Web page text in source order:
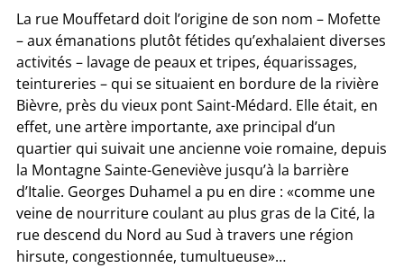
La rue Mouffetard doit l’origine de son nom – Mofette
– aux émanations plutôt fétides qu’exhalaient diverses
activités – lavage de peaux et tripes, équarissages,
teintureries – qui se situaient en bordure de la rivière
Bièvre, près du vieux pont Saint-Médard. Elle était, en
effet, une artère importante, axe principal d’un
quartier qui suivait une ancienne voie romaine, depuis
la Montagne Sainte-Geneviève jusqu’à la barrière
d’Italie. Georges Duhamel a pu en dire : «comme une
veine de nourriture coulant au plus gras de la Cité, la
rue descend du Nord au Sud à travers une région
hirsute, congestionnée, tumultueuse»…